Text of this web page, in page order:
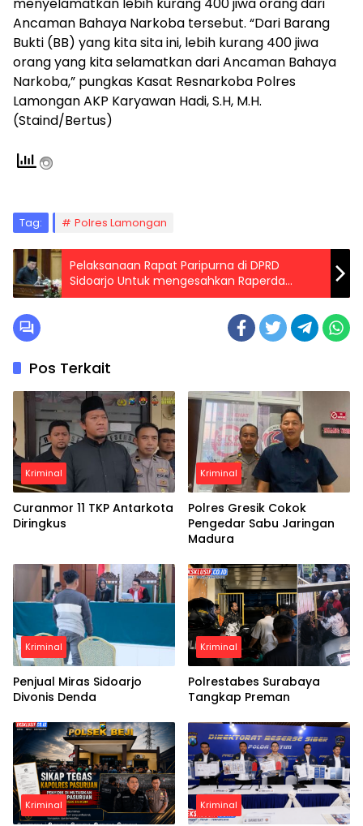
Ancaman Bahaya Narkoba tersebut. “Dari Barang
Bukti (BB) yang kita sita ini, lebih kurang 400 jiwa
orang yang kita selamatkan dari Ancaman Bahaya
Narkoba,” pungkas Kasat Resnarkoba Polres
Lamongan AKP Karyawan Hadi, S.H, M.H.
(Staind/Bertus)
Tag: Polres Lamongan
Pelaksanaan Rapat Paripurna di DPRD
Sidoarjo Untuk mengesahkan Raperda
Tentang Perubahan Atas Perda Nomor 4
Pos Terkait
Kriminal
Curanmor 11 TKP Antarkota
Diringkus
Kriminal
Polres Gresik Cokok
Pengedar Sabu Jaringan
Madura
Kriminal
Penjual Miras Sidoarjo
Divonis Denda
Kriminal
Polrestabes Surabaya
Tangkap Preman
Kriminal Kriminal